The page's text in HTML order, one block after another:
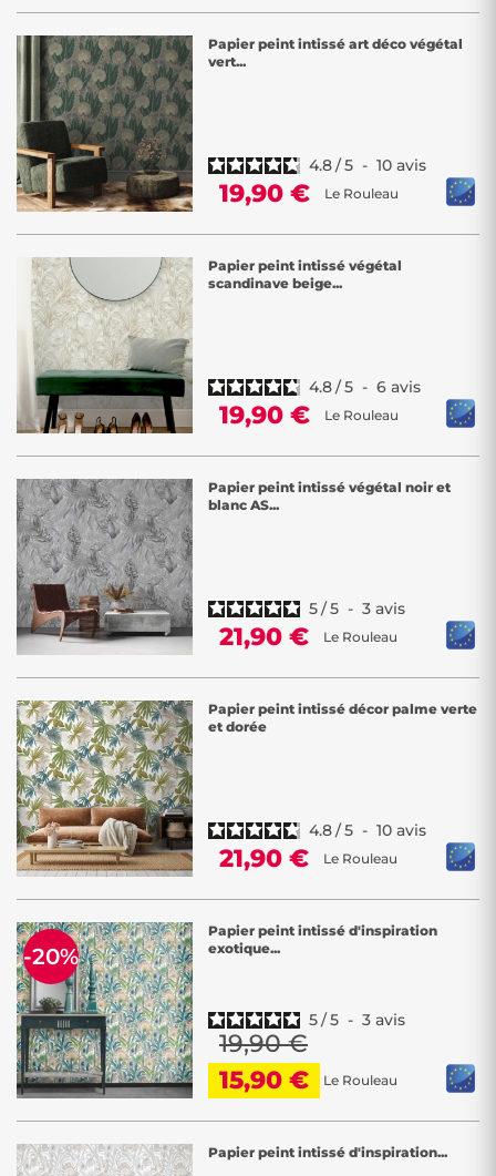
Papier peint intissé art déco végétal
vert...
4.8/5 - 10 avis
19,90 € Le Rouleau
Papier peint intissé végétal
scandinave beige...
4.8/5 - 6 avis
19,90 € Le Rouleau
Papier peint intissé végétal noir et
blanc AS...
5/5 - 3 avis
21,90 € Le Rouleau
Papier peint intissé décor palme verte
et dorée
4.8/5 - 10 avis
21,90 € Le Rouleau
Papier peint intissé d'inspiration
exotique...
5/5 - 3 avis
19,90 €
15,90 €
Le Rouleau
-20%
Papier peint intissé d'inspiration...